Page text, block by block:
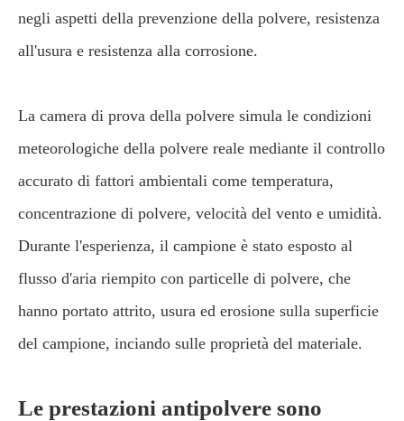
negli aspetti della prevenzione della polvere, resistenza
all'usura e resistenza alla corrosione.
La camera di prova della polvere simula le condizioni
meteorologiche della polvere reale mediante il controllo
accurato di fattori ambientali come temperatura,
concentrazione di polvere, velocità del vento e umidità.
Durante l'esperienza, il campione è stato esposto al
flusso d'aria riempito con particelle di polvere, che
hanno portato attrito, usura ed erosione sulla superficie
del campione, inciando sulle proprietà del materiale.
Le prestazioni antipolvere sono